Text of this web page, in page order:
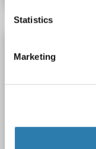
Statistics
Marketing
custom-made
Hôte: Cell-free